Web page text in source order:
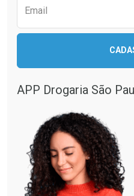
Email
APP Drogaria São